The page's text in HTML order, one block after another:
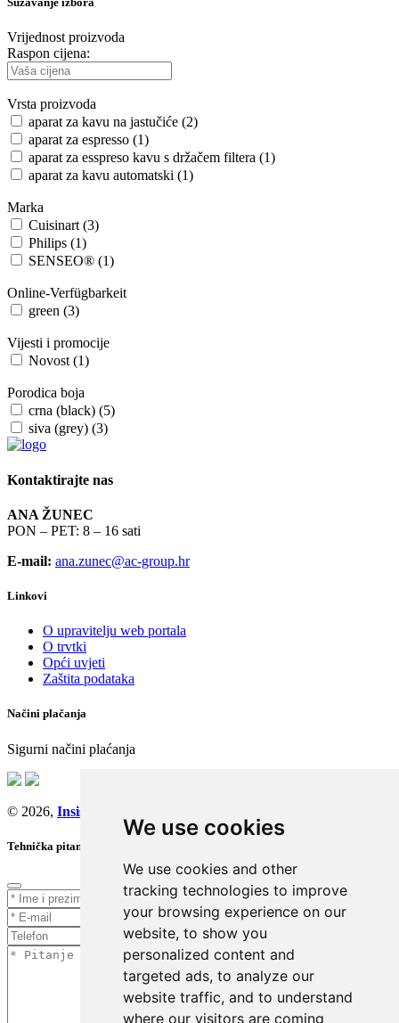
We use cookies
We use cookies and other
tracking technologies to improve
your browsing experience on our
website, to show you
personalized content and
targeted ads, to analyze our
website traffic, and to understand
where our visitors are coming
Vrijednost proizvoda
Raspon cijena:
Vrsta proizvoda
aparat za kavu na jastučiće (2)
aparat za espresso (1)
aparat za esspreso kavu s držačem filtera (1)
aparat za kavu automatski (1)
Marka
Cuisinart (3)
Philips (1)
SENSEO® (1)
Online-Verfügbarkeit
green (3)
Vijesti i promocije
Novost (1)
Porodica boja
crna (black) (5)
siva (grey) (3)
Kontaktirajte nas
ANA ŽUNEC
PON – PET: 8 – 16 sati
E-mail: ana.zunec@ac-group.hr
Linkovi
O upravitelju web portala
O trvtki
Opći uvjeti
Zaštita podataka
Načini plačanja
Sigurni načini plaćanja
© 2026, Insist d.o.o.
Tehnička pitanja